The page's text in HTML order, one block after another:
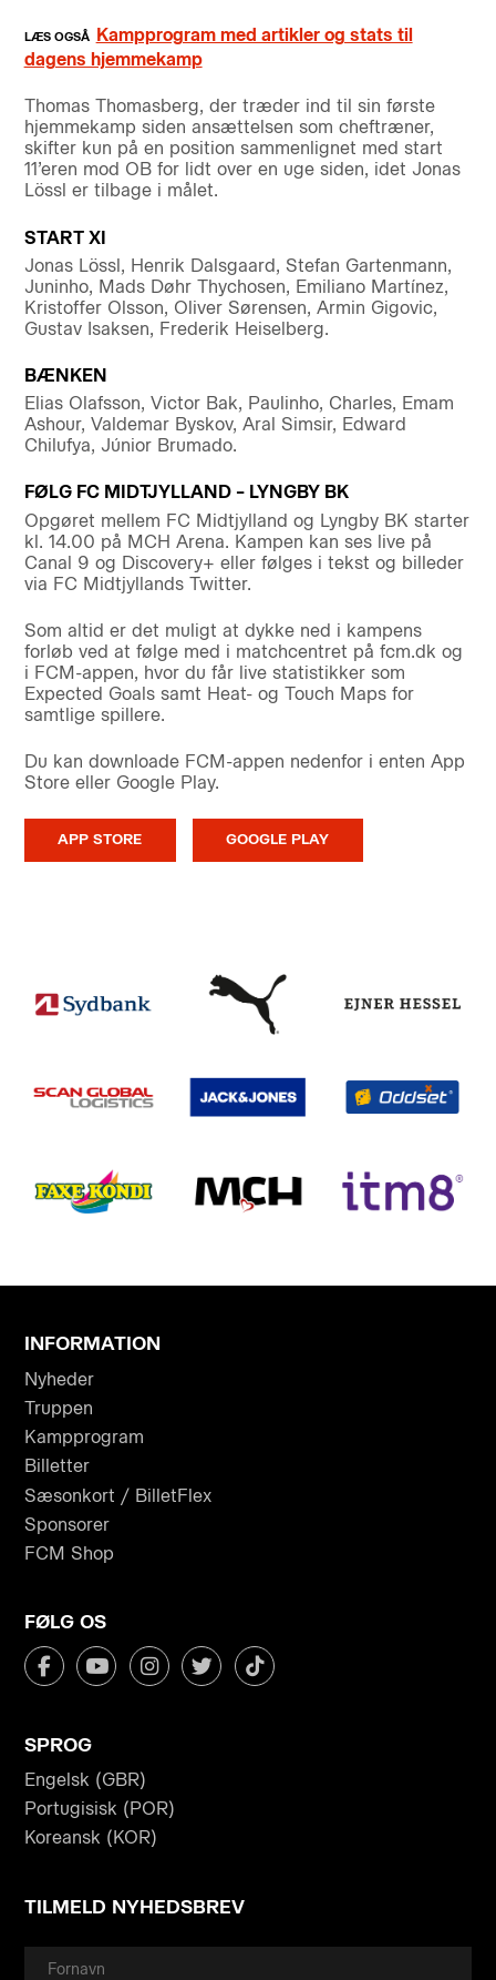
Kampprogram med artikler og stats til
dagens hjemmekamp
Thomas Thomasberg, der træder ind til sin første
hjemmekamp siden ansættelsen som cheftræner,
skifter kun på en position sammenlignet med start
11’eren mod OB for lidt over en uge siden, idet Jonas
Lössl er tilbage i målet.
START XI
Jonas Lössl, Henrik Dalsgaard, Stefan Gartenmann,
Juninho, Mads Døhr Thychosen, Emiliano Martínez,
Kristoffer Olsson, Oliver Sørensen, Armin Gigovic,
Gustav Isaksen, Frederik Heiselberg.
BÆNKEN
Elias Olafsson, Victor Bak, Paulinho, Charles, Emam
Ashour, Valdemar Byskov, Aral Simsir, Edward
Chilufya, Júnior Brumado.
FØLG FC MIDTJYLLAND – LYNGBY BK
Opgøret mellem FC Midtjylland og Lyngby BK starter
kl. 14.00 på MCH Arena. Kampen kan ses live på
Canal 9 og Discovery+ eller følges i tekst og billeder
via FC Midtjyllands Twitter.
Som altid er det muligt at dykke ned i kampens
forløb ved at følge med i matchcentret på fcm.dk og
i FCM-appen, hvor du får live statistikker som
Expected Goals samt Heat- og Touch Maps for
samtlige spillere.
Du kan downloade FCM-appen nedenfor i enten App
Store eller Google Play.
APP STORE GOOGLE PLAY
INFORMATION
Nyheder
Truppen
Kampprogram
Billetter
Sæsonkort / BilletFlex
Sponsorer
FCM Shop
FØLG OS
SPROG
Engelsk (GBR)
Portugisisk (POR)
Koreansk (KOR)
TILMELD NYHEDSBREV